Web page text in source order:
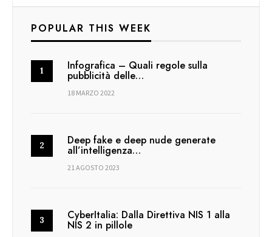
POPULAR THIS WEEK
Infografica – Quali regole sulla
pubblicità delle…
18 MARZO 2022
Deep fake e deep nude generate
all’intelligenza…
21 AGOSTO 2023
CyberItalia: Dalla Direttiva NIS 1 alla
NIS 2 in pillole